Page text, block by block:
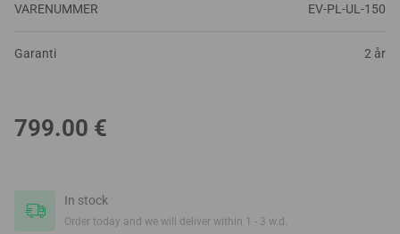
VARENUMMER EV-PL-UL-150
Garanti 2 år
799.00 €
In stock
Order today and we will deliver within 1 - 3 w.d.